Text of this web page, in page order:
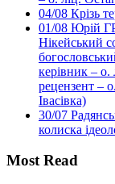
04/08 Крізь
01/08 Юрій
Нікейський
керівник – о.
рецензент –
Івасівка)
30/07
колиска
Most Read